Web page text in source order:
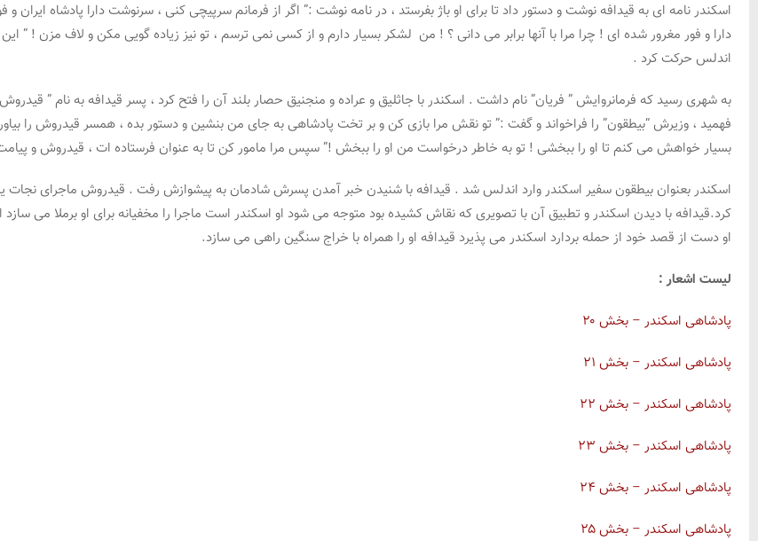
اسکندر نامه ای به قیدافه نوشت و دستور داد تا برای او باژ بفرستد ، در نامه نوشت :” اگر از فرمانم سرپیچی کنی ، سرنوشت دارا پادشاه
دارا و فور مغرور شده ای ! چرا مرا با آنها برابر می دانی ؟ ! من لشکر بسیار دارم و از کسی نمی ترسم ، تو نیز زیاده گویی مکن و لاف مزن !
اندلس حرکت کرد .
به شهری رسید که فرمانروایش ” فریان” نام داشت . اسکندر با جاثلیق و عراده و منجنیق حصار بلند آن را فتح کرد ، پسر قیدافه به نام ”
فهمید ، وزیرش “بیطقون” را فراخواند و گفت :” تو نقش مرا بازی کن و بر تخت پادشاهی به جای من بنشین و دستور بده ، همسر قیدروش را
بسیار خواهش می کنم تا او را ببخشی ! تو به خاطر درخواست من او را ببخش !” سپس مرا مامور کن تا به عنوان فرستاده ات ، قیدروش و پیامت
اسکندر بعنوان بیطقون سفیر اسکندر وارد اندلس شد . قیدافه با شنیدن خبر آمدن پسرش شادمان به پیشوازش رفت . قیدروش ماجرای نجات
کرد.قیدافه با دیدن اسکندر و تطبیق آن با تصویری که نقاش کشیده بود متوجه می شود او اسکندر است ماجرا را مخفیانه برای او برملا می
او دست از قصد خود از حمله بردارد اسکندر می پذیرد قیدافه او را همراه با خراج سنگین راهی می سازد.
لیست اشعار :
پادشاهی اسکندر – بخش ۲۰
پادشاهی اسکندر – بخش ۲۱
پادشاهی اسکندر – بخش ۲۲
پادشاهی اسکندر – بخش ۲۳
پادشاهی اسکندر – بخش ۲۴
پادشاهی اسکندر – بخش ۲۵